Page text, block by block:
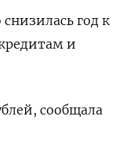
год к
и
сообщала